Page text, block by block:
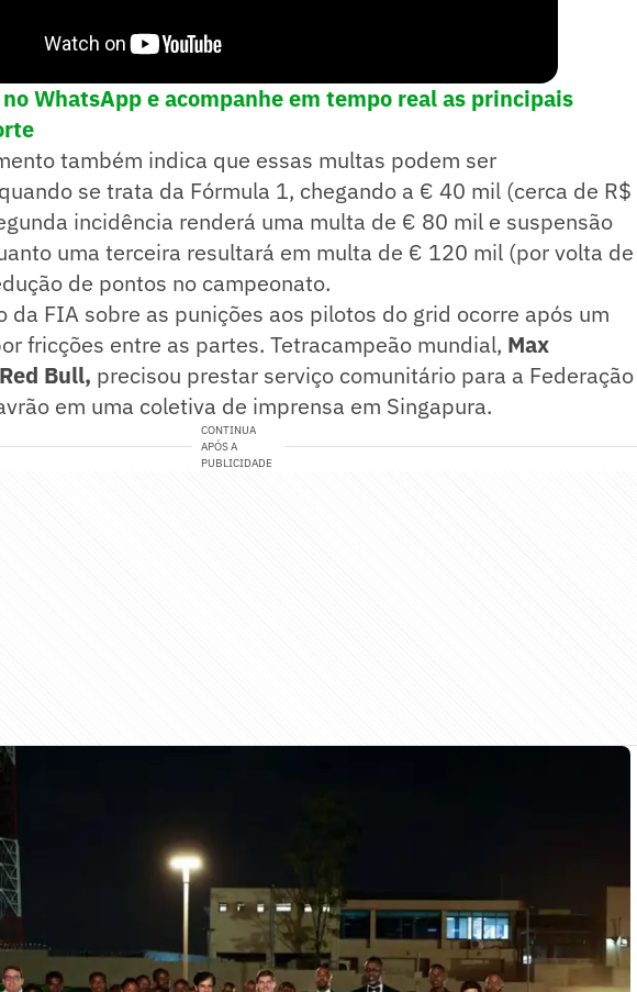
no WhatsApp e acompanhe em tempo real as principais
também indica que essas multas podem ser
se trata da Fórmula 1, chegando a € 40 mil (cerca de R$
incidência renderá uma multa de € 80 mil e suspensão
uma terceira resultará em multa de € 120 mil (por volta de
de pontos no campeonato.
da FIA sobre as punições aos pilotos do grid ocorre após um
fricções entre as partes. Tetracampeão mundial, Max
Bull, precisou prestar serviço comunitário para a Federação
em uma coletiva de imprensa em Singapura.
CONTINUA
APÓS A
PUBLICIDADE